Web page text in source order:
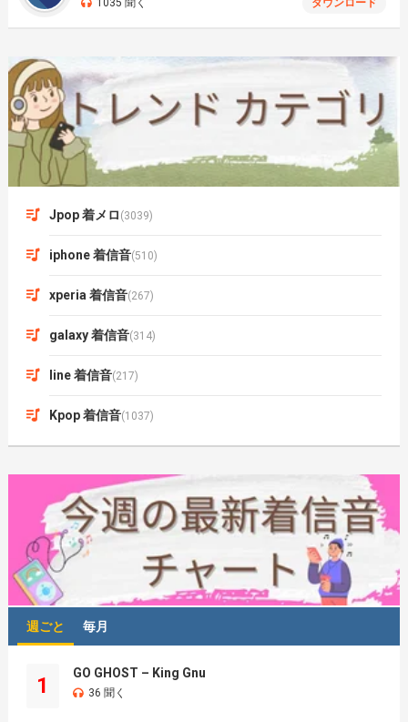
1035 聞く ダウンロード
Jpop 着メロ (3039)
iphone 着信音(510)
xperia 着信音(267)
galaxy 着信音(314)
line 着信音(217)
Kpop 着信音(1037)
週ごと 毎月
1
GO GHOST – King Gnu
36 聞く